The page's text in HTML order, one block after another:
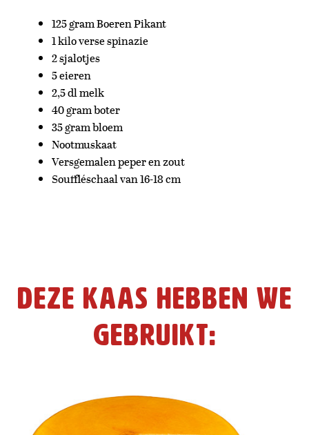
125 gram Boeren Pikant
1 kilo verse spinazie
2 sjalotjes
5 eieren
2,5 dl melk
40 gram boter
35 gram bloem
Nootmuskaat
Versgemalen peper en zout
Souffléschaal van 16-18 cm
Deze kaas hebben we
gebruikt: